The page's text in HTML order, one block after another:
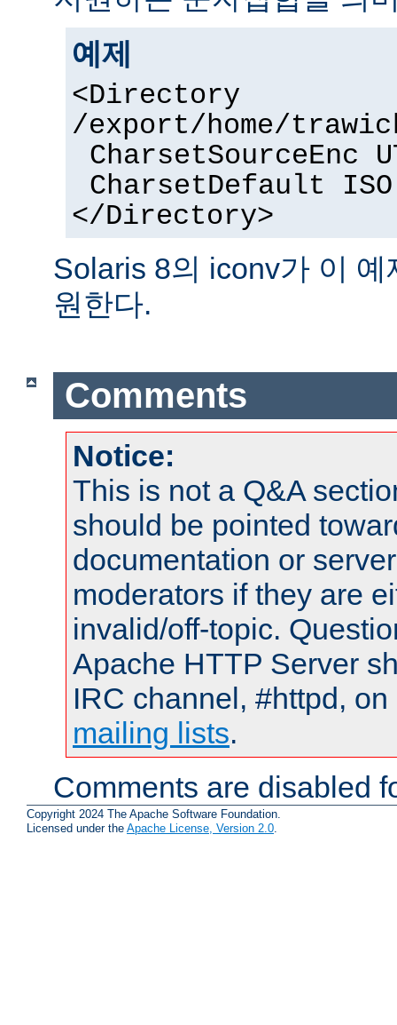
예제
<Directory
/export/home/
CharsetSourceEnc
CharsetDefault
</Directory>
Solaris 8의 iconv가 이
원한다.
Comments
Notice:
This is not a Q&A
should be pointed
documentation or
moderators if they are
invalid/off-topic.
Apache HTTP Server
IRC channel, #httpd,
mailing lists.
Comments are disabled
Copyright 2024 The Apache Software Foundation.
Licensed under the Apache License, Version 2.0.